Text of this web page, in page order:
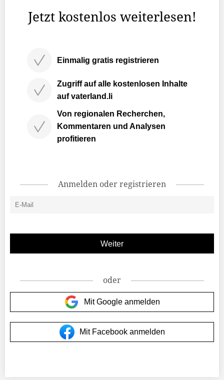
Jetzt kostenlos weiterlesen!
Einmalig gratis registrieren
Zugriff auf alle kostenlosen Inhalte
auf vaterland.li
Von regionalen Recherchen,
Kommentaren und Analysen
profitieren
Anmelden oder registrieren
oder
Mit Google anmelden
Mit Facebook anmelden